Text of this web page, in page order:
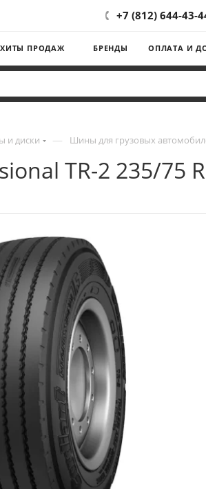
+7 (812) 644-43-
ХИТЫ ПРОДАЖ БРЕНДЫ ОПЛАТА И
и диски — Шины для грузовых
TR-2 235/75